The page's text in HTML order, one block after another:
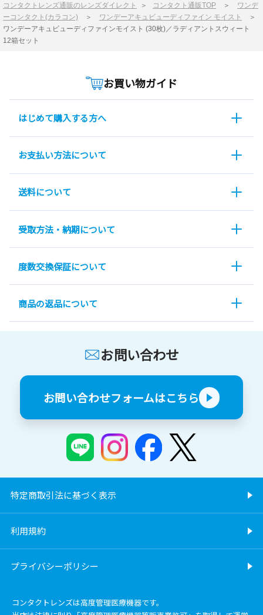
コンタクトレンズ通販のレンズダイレクト ＞ コンタクト通販TOP ＞ ワンデ
ーコンタクト(カラコン) ＞ ワンデーアキュビューディファイン モイスト
＞
ワンデーアキュビューディファインモイスト (30枚)／ラディアントスウィート
12箱セット
お買い物ガイド
はじめて購入する方へ
お支払い方法について
送料について
受取方法・納期について
度数交換保証について
商品の返品について
お問い合わせ
お問い合わせフォームはこちら
特定商取引法に基づく表示
利用規約
プライバシーポリシー
コンタクトレンズは高度管理医療機器です。